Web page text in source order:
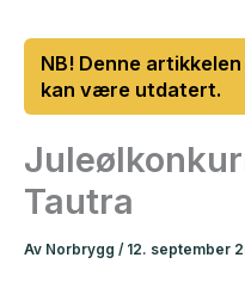
Tautra
Av Norbrygg / 12. september